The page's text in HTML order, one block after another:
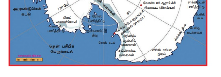
ஆப்பிரிக்கா மற்றும் ஆஸ்திரேலியாவின் புற எல்லை
பின்வருவனவற்றைக் குறிக்கவும்
ஆப்பிரிக்கா:புவிநடுக்கோடு, அட்லஸ் மலை, சஹாரா, கிழக்கு
மத்திய தரைக்கடல், அட்லாண்டிக் பெருங்கடல், இந்தியப்
கால்வாய், கிளிமஞ்சாரோ சிகரம்,